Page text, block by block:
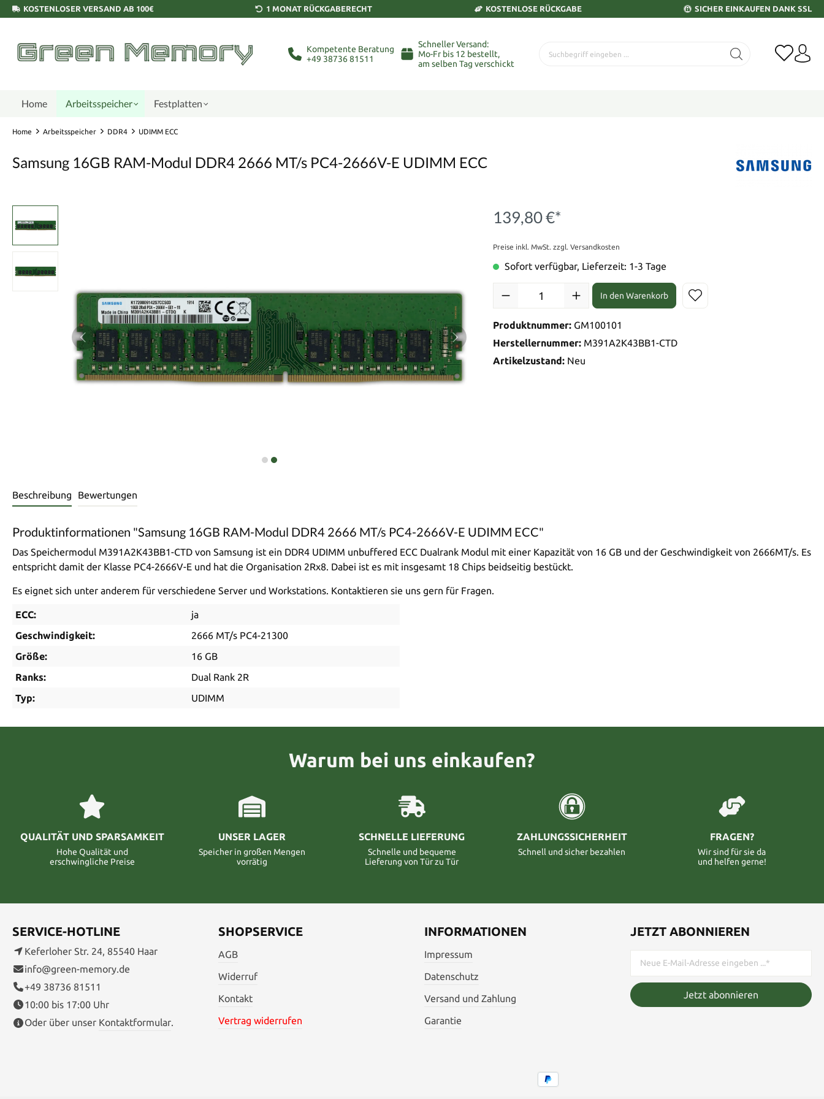
KOSTENLOSER VERSAND AB 100€ 1 MONAT RÜCKGABERECHT KOSTENLOSE RÜCKGABE SICHER EINKAUFEN DANK SSL
Kompetente Beratung
+49 38736 81511
Schneller Versand:
Mo-Fr bis 12 bestellt,
am selben Tag verschickt
Home Arbeitsspeicher Festplatten
Home Arbeitsspeicher DDR4 UDIMM ECC
Samsung 16GB RAM-Modul DDR4 2666 MT/s PC4-2666V-E UDIMM ECC
139,80 €*
Preise inkl. MwSt. zzgl. Versandkosten
Sofort verfügbar, Lieferzeit: 1-3 Tage
In den Warenkorb
Produktnummer: GM100101
Herstellernummer: M391A2K43BB1-CTD
Artikelzustand: Neu
Beschreibung Bewertungen
Produktinformationen "Samsung 16GB RAM-Modul DDR4 2666 MT/s PC4-2666V-E UDIMM ECC"
Das Speichermodul M391A2K43BB1-CTD von Samsung ist ein DDR4 UDIMM unbuffered ECC Dualrank Modul mit einer Kapazität von 16 GB und der Geschwindigkeit von 2666MT/s. Es
entspricht damit der Klasse PC4-2666V-E und hat die Organisation 2Rx8. Dabei ist es mit insgesamt 18 Chips beidseitig bestückt.
Es eignet sich unter anderem für verschiedene Server und Workstations. Kontaktieren sie uns gern für Fragen.
ECC:
ja
Geschwindigkeit:
2666 MT/s PC4-21300
Größe:
16 GB
Ranks:
Dual Rank 2R
Typ:
UDIMM
Warum bei uns einkaufen?
QUALITÄT UND SPARSAMKEIT
Hohe Qualität und
erschwingliche Preise
UNSER LAGER
Speicher in großen Mengen
vorrätig
SCHNELLE LIEFERUNG
Schnelle und bequeme
Lieferung von Tür zu Tür
ZAHLUNGSSICHERHEIT
Schnell und sicher bezahlen
FRAGEN?
Wir sind für sie da
und helfen gerne!
SERVICE-HOTLINE
Keferloher Str. 24, 85540 Haar
info@green-memory.de
+49 38736 81511
10:00 bis 17:00 Uhr
Oder über unser Kontaktformular.
SHOPSERVICE
AGB
Widerruf
Kontakt
Vertrag widerrufen
INFORMATIONEN
Impressum
Datenschutz
Versand und Zahlung
Garantie
JETZT ABONNIEREN
Jetzt abonnieren